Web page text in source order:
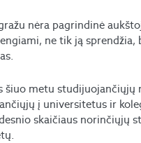
nėra pagrindinė
ne tik ją
metu studijuojančiųjų
į universitetus ir
skaičiaus norinčiųjų